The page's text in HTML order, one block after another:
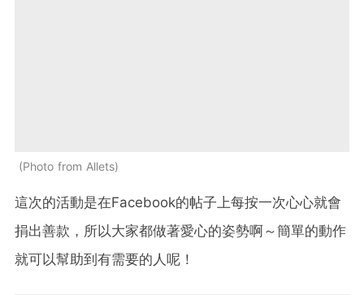
Photo from Allets
這次的活動是在Facebook的帖子上每按一次心心就會
捐出善款，所以大家都做著愛心的姿勢啊～簡單的動作
就可以幫助到有需要的人呢！